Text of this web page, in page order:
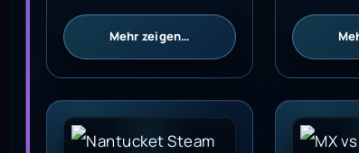
Mehr zeigen…
Nantucket Steam Key GLOBAL MX vs.